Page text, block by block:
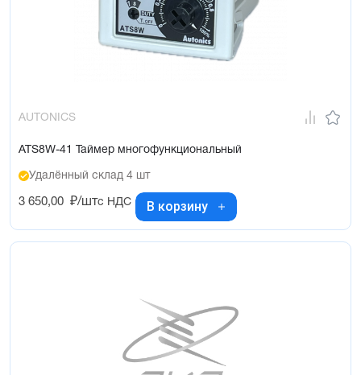
AUTONICS
ATS8W-41 Таймер многофункциональный
Удалённый склад 4 шт
3 650,00 ₽/штс НДС В корзину